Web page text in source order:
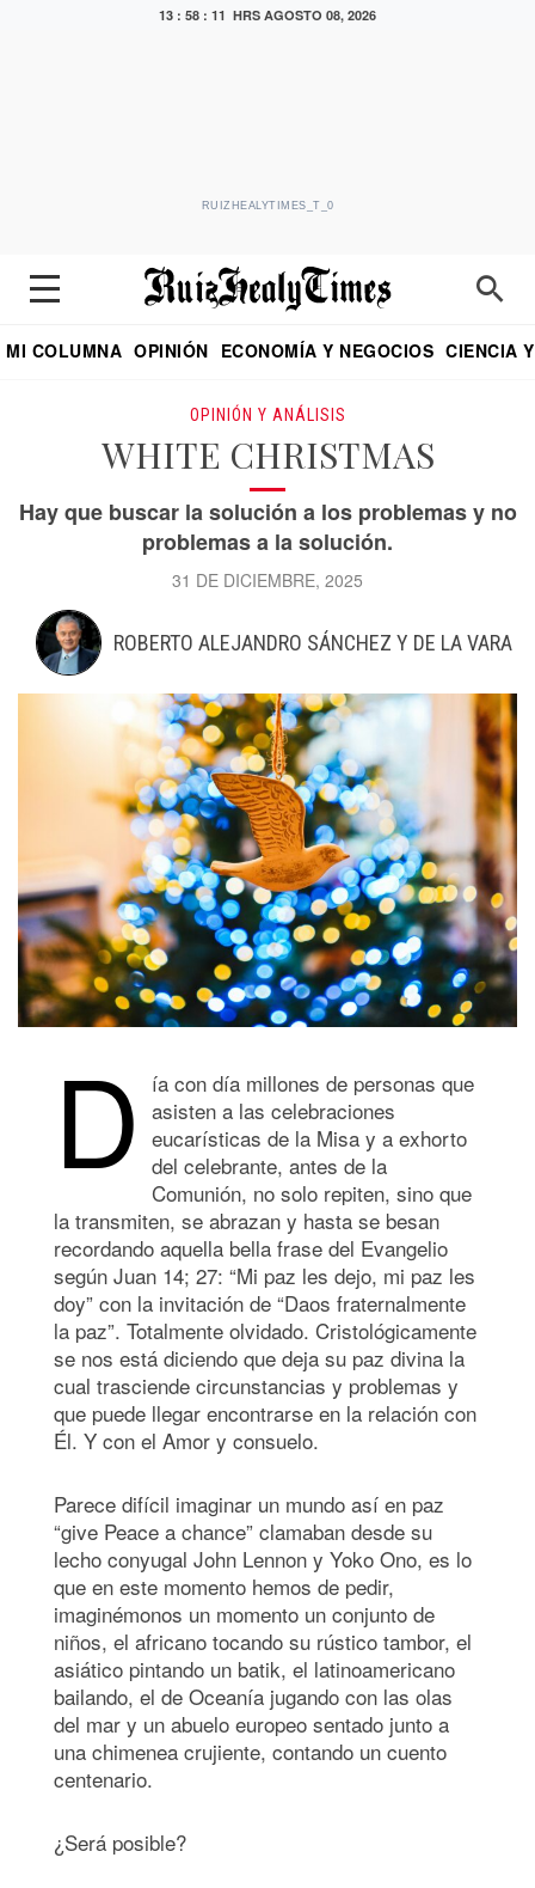
13 : 58 : 12 HRS AGOSTO 08, 2026
RUIZHEALYTIMES_T_0
MI COLUMNA OPINIÓN ECONOMÍA Y NEGOCIOS CIENCIA
OPINIÓN Y ANÁLISIS
WHITE CHRISTMAS
Hay que buscar la solución a los problemas y no
problemas a la solución.
31 DE DICIEMBRE, 2025
ROBERTO ALEJANDRO SÁNCHEZ Y DE LA VARA
D
ía con día millones de personas que
asisten a las celebraciones
eucarísticas de la Misa y a exhorto
del celebrante, antes de la
Comunión, no solo repiten, sino que
la transmiten, se abrazan y hasta se besan
recordando aquella bella frase del Evangelio
según Juan 14; 27: “Mi paz les dejo, mi paz les
doy” con la invitación de “Daos fraternalmente
la paz”. Totalmente olvidado. Cristológicamente
se nos está diciendo que deja su paz divina la
cual trasciende circunstancias y problemas y
que puede llegar encontrarse en la relación con
Él. Y con el Amor y consuelo.
Parece difícil imaginar un mundo así en paz
“give Peace a chance” clamaban desde su
lecho conyugal John Lennon y Yoko Ono, es lo
que en este momento hemos de pedir,
imaginémonos un momento un conjunto de
niños, el africano tocando su rústico tambor, el
asiático pintando un batik, el latinoamericano
bailando, el de Oceanía jugando con las olas
del mar y un abuelo europeo sentado junto a
una chimenea crujiente, contando un cuento
centenario.
¿Será posible?